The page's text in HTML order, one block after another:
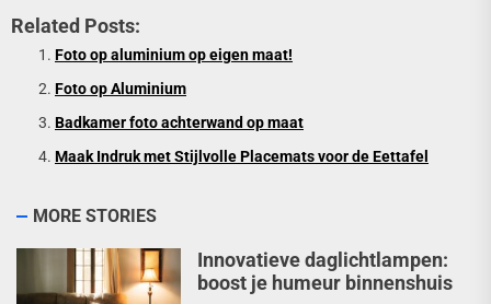
Related Posts:
Foto op aluminium op eigen maat!
Foto op Aluminium
Badkamer foto achterwand op maat
Maak Indruk met Stijlvolle Placemats voor de Eettafel
MORE STORIES
Innovatieve daglichtlampen:
boost je humeur binnenshuis